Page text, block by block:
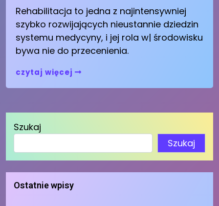
Rehabilitacja to jedna z najintensywniej
szybko rozwijających nieustannie dziedzin
systemu medycyny, i jej rola w| środowisku
bywa nie do przecenienia.
czytaj więcej
Szukaj
Szukaj
Ostatnie wpisy